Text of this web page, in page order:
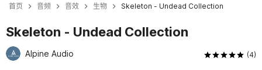
首页 音频 音效 生物 Skeleton - Undead Collection
Skeleton - Undead Collection
Alpine Audio (4)